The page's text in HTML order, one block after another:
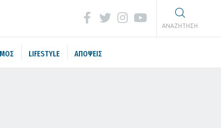
ΑΝΑΖΗΤΗΣΗ
LIFESTYLE ΑΠΟΨΕΙΣ